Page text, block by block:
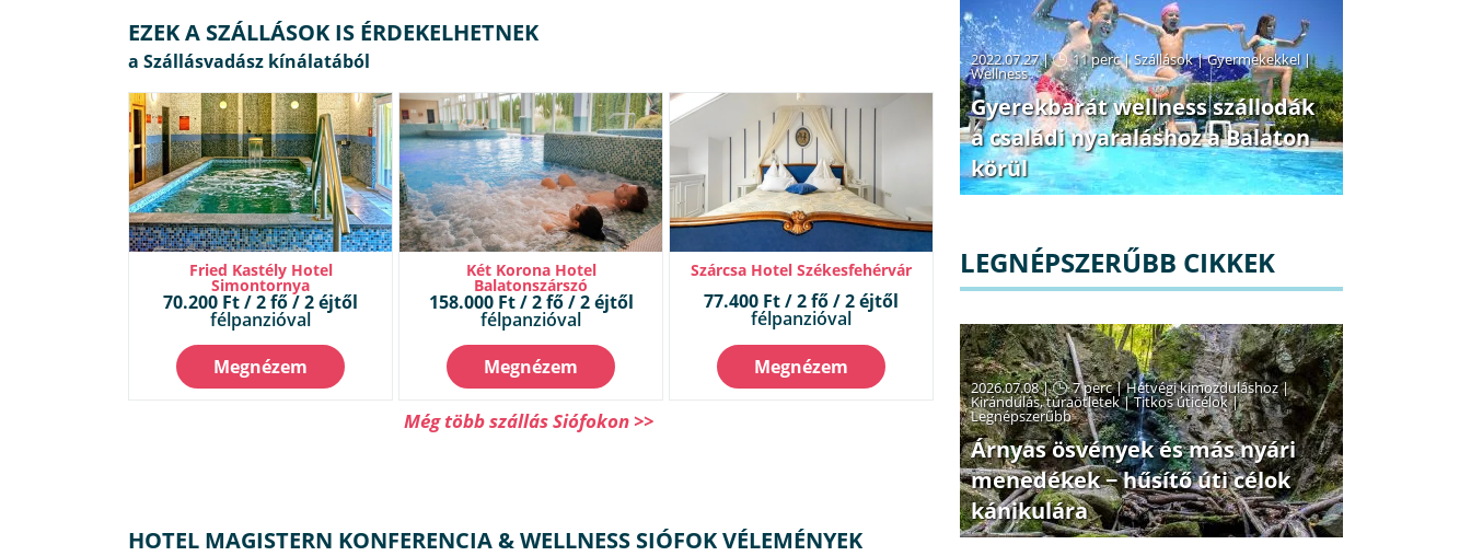
EZEK A SZÁLLÁSOK IS ÉRDEKELHETNEK
Fried Kastély Hotel
Simontornya
70.200 Ft / 2 fő / 2 éjtől
félpanzióval
Megnézem
Két Korona Hotel
Balatonszárszó
158.000 Ft / 2 fő / 2 éjtől
félpanzióval
Megnézem
Szárcsa Hotel Székesfehérvár
77.400 Ft / 2 fő / 2 éjtől
félpanzióval
Megnézem
Még több szállás Siófokon >>
HOTEL MAGISTERN KONFERENCIA & WELLNESS SIÓFOK VÉLEMÉNYEK
2022.07.27 | 11 perc|Szállások|Gyermekekkel|
Wellness
Gyerekbarát wellness szállodák
a családi nyaraláshoz a Balaton
körül
LEGNÉPSZERŰBB CIKKEK
2026.07.08 | 7 perc|Hétvégi kimozduláshoz|
Kirándulás, túraötletek|Titkos úticélok|
Legnépszerűbb
Árnyas ösvények és más nyári
menedékek − hűsítő úti célok
kánikulára